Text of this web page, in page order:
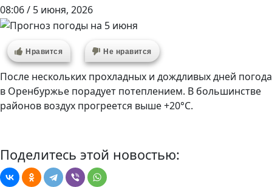
08:06 / 5 июня, 2026
Нравится Не нравится
После нескольких прохладных и дождливых дней погода
в Оренбуржье порадует потеплением. В большинстве
районов воздух прогреется выше +20°C.
Поделитесь этой новостью: